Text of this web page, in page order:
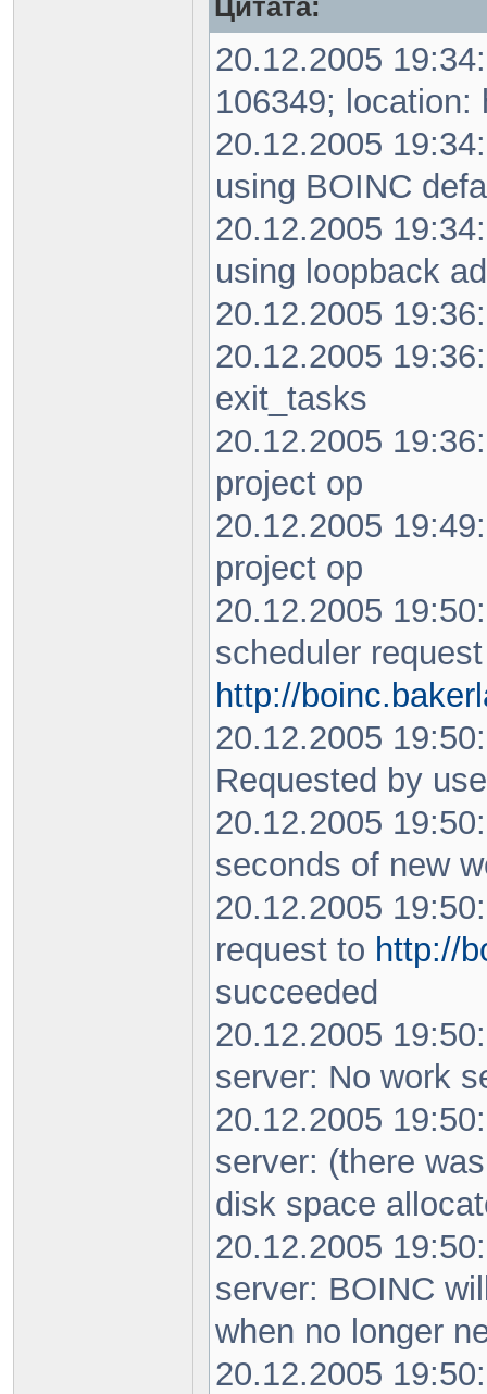
Цитата:
20.12.2005
106349; location:
20.12.2005
using BOINC
20.12.2005
using loopback
20.12.2005
20.12.2005
exit_tasks
20.12.2005
project op
20.12.2005
project op
20.12.2005
scheduler
http://
20.12.2005
Requested by
20.12.2005
seconds of new
20.12.2005
request to http://
succeeded
20.12.2005
server: No work
20.12.2005
server: (there
disk space
20.12.2005
server: BOINC
when no longer
20.12.2005